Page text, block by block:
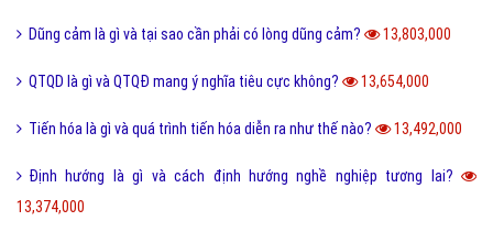
Dũng cảm là gì và tại sao cần phải có lòng dũng cảm? 13,803,000
QTQD là gì và QTQĐ mang ý nghĩa tiêu cực không? 13,654,000
Tiến hóa là gì và quá trình tiến hóa diễn ra như thế nào? 13,492,000
Định hướng là gì và cách định hướng nghề nghiệp tương lai?
13,374,000